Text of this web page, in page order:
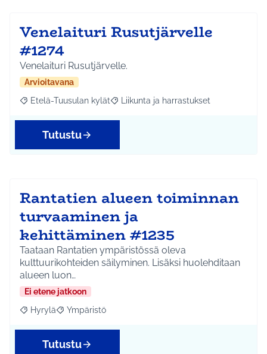
Venelaituri Rusutjärvelle
#1274
Venelaituri Rusutjärvelle.
Arvioitavana
Rajaa tulokset aihepiirin mukaan: Etelä-Tuusulan kylät
Etelä-Tuusulan kylät Rajaa tulokset teeman mukaan:
Liikunta ja harrastukset
Tutustu
Rantatien alueen toiminnan
turvaaminen ja
kehittäminen #1235
Taataan Rantatien ympäristössä oleva
kulttuurikohteiden säilyminen. Lisäksi huolehditaan
alueen luon…
Ei etene jatkoon
Rajaa tulokset aihepiirin mukaan: Hyrylä
Hyrylä Rajaa tulokset teeman mukaan: Ympäristö
Ympäristö
Tutustu